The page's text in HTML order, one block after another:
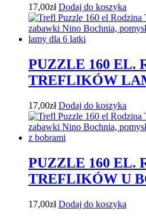
17,00zł Dodaj do koszyka
PUZZLE 160 EL.
TREFLIKÓW
17,00zł Dodaj do koszyka
PUZZLE 160 EL.
TREFLIKÓW U
17,00zł Dodaj do koszyka